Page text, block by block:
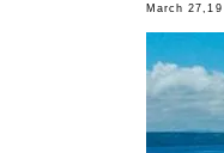
March 27,19